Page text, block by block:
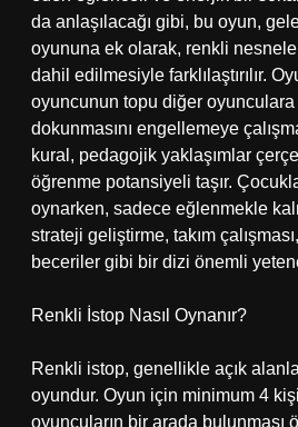
da anlaşılacağı gibi, bu oyun,
oyununa ek olarak, renkli
dahil edilmesiyle farklılaştırılır.
oyuncunun topu diğer oyunculara
dokunmasını engellemeye
kural, pedagojik yaklaşımlar
öğrenme potansiyeli taşır.
oynarken, sadece eğlenmekle
strateji geliştirme, takım
beceriler gibi bir dizi önemli
Renkli İstop Nasıl Oynanır?
Renkli istop, genellikle açık
oyundur. Oyun için minimum 4
oyuncuların bir arada bulunması